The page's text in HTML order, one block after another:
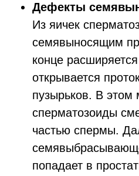
Дефекты сем
Из яичек
семявыносящим
конце
открывается
пузырьков. В этом
сперматозоиды
частью спермы.
попадает в